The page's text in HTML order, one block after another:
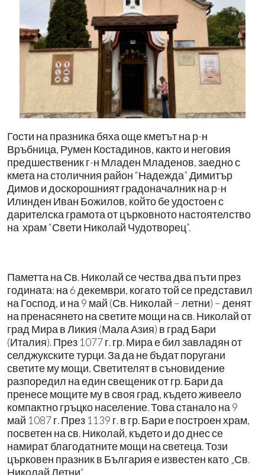
Гости на празника бяха още кметът на р-н
Връбница, Румен Костадинов, както и неговия
предшественик г-н Младен Младенов, заедно с
кмета на столичния район “Надежда” Димитър
Димов и доскорошният градоначалник на р-н
Илинден Иван Божилов, който бе удостоен с
дарителска грамота от църковното настоятелство
на храм “Свети Николай Чудотворец”.
Паметта на Св. Николай се чества два пъти през
годината: на 6 декември, когато той се представил
на Господ, и на 9 май (Св. Николай – летни) – денят
на пренасянето на светите мощи на св. Николай от
град Мира в Ликия (Мала Азия) в град Бари
(Италия). През 1077 г. гр. Мира е бил завладян от
селджукските турци. За да не бъдат поругани
светите му мощи, Светителят в съновидение
разпоредил на един свещеник от гр. Бари да
пренесе мощите му в своя град, където живеело
компактно гръцко население. Това станало на 9
май 1087 г. През 1139 г. в гр. Бари е построен храм,
посветен на св. Николай, където и до днес се
намират благодатните мощи на светеца. Този
църковен празник в България е известен като „Св.
Николай Летни“.